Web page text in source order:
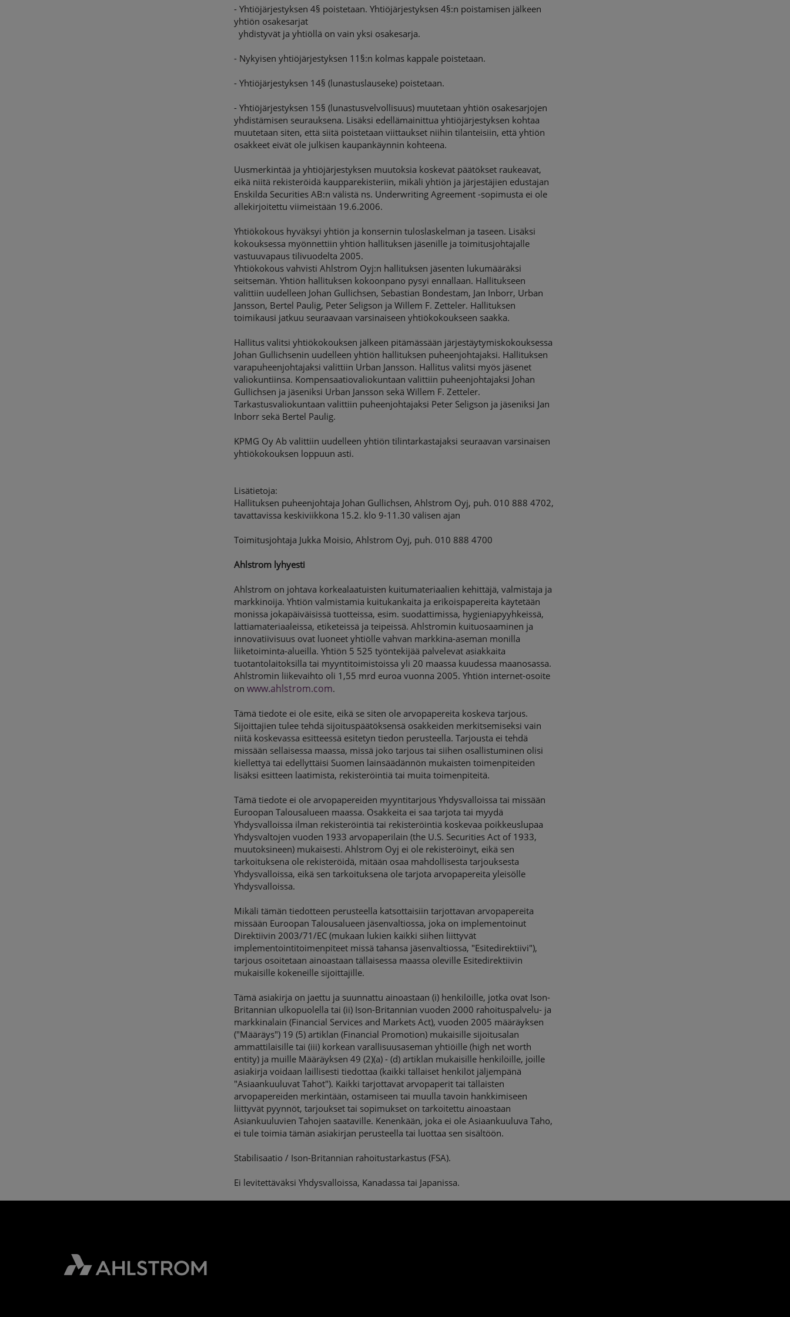
- Yhtiöjärjestyksen 4§ poistetaan. Yhtiöjärjestyksen 4§:n poistamisen jälkeen
yhtiön osakesarjat
yhdistyvät ja yhtiöllä on vain yksi osakesarja.
- Nykyisen yhtiöjärjestyksen 11§:n kolmas kappale poistetaan.
- Yhtiöjärjestyksen 14§ (lunastuslauseke) poistetaan.
- Yhtiöjärjestyksen 15§ (lunastusvelvollisuus) muutetaan yhtiön osakesarjojen
yhdistämisen seurauksena. Lisäksi edellämainittua yhtiöjärjestyksen kohtaa
muutetaan siten, että siitä poistetaan viittaukset niihin tilanteisiin, että yhtiön
osakkeet eivät ole julkisen kaupankäynnin kohteena.
Uusmerkintää ja yhtiöjärjestyksen muutoksia koskevat päätökset raukeavat,
eikä niitä rekisteröidä kaupparekisteriin, mikäli yhtiön ja järjestäjien edustajan
Enskilda Securities AB:n välistä ns. Underwriting Agreement -sopimusta ei ole
allekirjoitettu viimeistään 19.6.2006.
Yhtiökokous hyväksyi yhtiön ja konsernin tuloslaskelman ja taseen. Lisäksi
kokouksessa myönnettiin yhtiön hallituksen jäsenille ja toimitusjohtajalle
vastuuvapaus tilivuodelta 2005.
Yhtiökokous vahvisti Ahlstrom Oyj:n hallituksen jäsenten lukumääräksi
seitsemän. Yhtiön hallituksen kokoonpano pysyi ennallaan. Hallitukseen
valittiin uudelleen Johan Gullichsen, Sebastian Bondestam, Jan Inborr, Urban
Jansson, Bertel Paulig, Peter Seligson ja Willem F. Zetteler. Hallituksen
toimikausi jatkuu seuraavaan varsinaiseen yhtiökokoukseen saakka.
Hallitus valitsi yhtiökokouksen jälkeen pitämässään järjestäytymiskokouksessa
Johan Gullichsenin uudelleen yhtiön hallituksen puheenjohtajaksi. Hallituksen
varapuheenjohtajaksi valittiin Urban Jansson. Hallitus valitsi myös jäsenet
valiokuntiinsa. Kompensaatiovaliokuntaan valittiin puheenjohtajaksi Johan
Gullichsen ja jäseniksi Urban Jansson sekä Willem F. Zetteler.
Tarkastusvaliokuntaan valittiin puheenjohtajaksi Peter Seligson ja jäseniksi Jan
Inborr sekä Bertel Paulig.
KPMG Oy Ab valittiin uudelleen yhtiön tilintarkastajaksi seuraavan varsinaisen
yhtiökokouksen loppuun asti.
Lisätietoja:
Hallituksen puheenjohtaja Johan Gullichsen, Ahlstrom Oyj, puh. 010 888 4702,
tavattavissa keskiviikkona 15.2. klo 9-11.30 välisen ajan
Toimitusjohtaja Jukka Moisio, Ahlstrom Oyj, puh. 010 888 4700
Ahlstrom lyhyesti
Ahlstrom on johtava korkealaatuisten kuitumateriaalien kehittäjä, valmistaja ja
markkinoija. Yhtiön valmistamia kuitukankaita ja erikoispapereita käytetään
monissa jokapäiväisissä tuotteissa, esim. suodattimissa, hygieniapyyhkeissä,
lattiamateriaaleissa, etiketeissä ja teipeissä. Ahlstromin kuituosaaminen ja
innovatiivisuus ovat luoneet yhtiölle vahvan markkina-aseman monilla
liiketoiminta-alueilla. Yhtiön 5 525 työntekijää palvelevat asiakkaita
tuotantolaitoksilla tai myyntitoimistoissa yli 20 maassa kuudessa maanosassa.
Ahlstromin liikevaihto oli 1,55 mrd euroa vuonna 2005. Yhtiön internet-osoite
onwww.ahlstrom.com.
Tämä tiedote ei ole esite, eikä se siten ole arvopapereita koskeva tarjous.
Sijoittajien tulee tehdä sijoituspäätöksensä osakkeiden merkitsemiseksi vain
niitä koskevassa esitteessä esitetyn tiedon perusteella. Tarjousta ei tehdä
missään sellaisessa maassa, missä joko tarjous tai siihen osallistuminen olisi
kiellettyä tai edellyttäisi Suomen lainsäädännön mukaisten toimenpiteiden
lisäksi esitteen laatimista, rekisteröintiä tai muita toimenpiteitä.
Tämä tiedote ei ole arvopapereiden myyntitarjous Yhdysvalloissa tai missään
Euroopan Talousalueen maassa. Osakkeita ei saa tarjota tai myydä
Yhdysvalloissa ilman rekisteröintiä tai rekisteröintiä koskevaa poikkeuslupaa
Yhdysvaltojen vuoden 1933 arvopaperilain (the U.S. Securities Act of 1933,
muutoksineen) mukaisesti. Ahlstrom Oyj ei ole rekisteröinyt, eikä sen
tarkoituksena ole rekisteröidä, mitään osaa mahdollisesta tarjouksesta
Yhdysvalloissa, eikä sen tarkoituksena ole tarjota arvopapereita yleisölle
Yhdysvalloissa.
Mikäli tämän tiedotteen perusteella katsottaisiin tarjottavan arvopapereita
missään Euroopan Talousalueen jäsenvaltiossa, joka on implementoinut
Direktiivin 2003/71/EC (mukaan lukien kaikki siihen liittyvät
implementointitoimenpiteet missä tahansa jäsenvaltiossa, "Esitedirektiivi"),
tarjous osoitetaan ainoastaan tällaisessa maassa oleville Esitedirektiivin
mukaisille kokeneille sijoittajille.
Tämä asiakirja on jaettu ja suunnattu ainoastaan (i) henkilöille, jotka ovat Ison-
Britannian ulkopuolella tai (ii) Ison-Britannian vuoden 2000 rahoituspalvelu- ja
markkinalain (Financial Services and Markets Act), vuoden 2005 määräyksen
("Määräys") 19 (5) artiklan (Financial Promotion) mukaisille sijoitusalan
ammattilaisille tai (iii) korkean varallisuusaseman yhtiöille (high net worth
entity) ja muille Määräyksen 49 (2)(a) - (d) artiklan mukaisille henkilöille, joille
asiakirja voidaan laillisesti tiedottaa (kaikki tällaiset henkilöt jäljempänä
"Asiaankuuluvat Tahot"). Kaikki tarjottavat arvopaperit tai tällaisten
arvopapereiden merkintään, ostamiseen tai muulla tavoin hankkimiseen
liittyvät pyynnöt, tarjoukset tai sopimukset on tarkoitettu ainoastaan
Asiankuuluvien Tahojen saataville. Kenenkään, joka ei ole Asiaankuuluva Taho,
ei tule toimia tämän asiakirjan perusteella tai luottaa sen sisältöön.
Stabilisaatio / Ison-Britannian rahoitustarkastus (FSA).
Ei levitettäväksi Yhdysvalloissa, Kanadassa tai Japanissa.